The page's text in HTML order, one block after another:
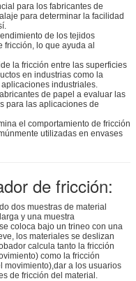
para los fabricantes de
para determinar la facilidad
de los tejidos
fricción, lo que ayuda al
la fricción entre las superficies
en industrias como la
industriales.
de papel a evaluar las
para las aplicaciones de
el comportamiento de fricción
utilizadas en envases
de fricción:
dos muestras de material
y una muestra
coloca bajo un trineo con una
los materiales se deslizan
calcula tanto la fricción
como la fricción
movimiento),dar a los usuarios
de fricción del material.